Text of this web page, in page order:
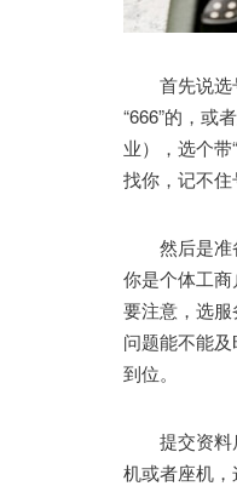
首先说选号
“666”的，或
业），选个
找你，记不住
然后是准备
你是个体工
要注意，选
问题能不能
到位。
提交资料后
机或者座机